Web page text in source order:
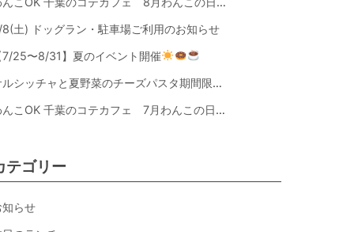
土) ドッグラン・駐車場ご利用のお知らせ
7/25〜8/31】夏のイベント開催
サルシッチャと夏野菜のチーズパスタ期間限定新メニュー登場！
わんこOK 千葉のコテカフェ 7月わんこの日 白身魚とカラフルやさいのオムレツ
テゴリー
知らせ